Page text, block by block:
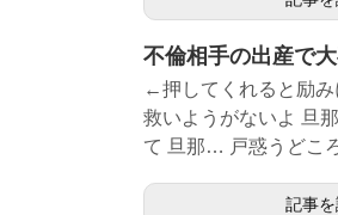
不倫相手の出産で
←押してくれると励
救いようがないよ 旦
て 旦那… 戸惑うどこ
記事